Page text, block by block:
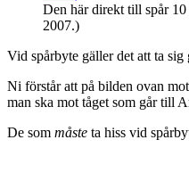
Den här direkt till spår
2007.)
Vid spårbyte gäller det att ta sig
Ni förstår att på bilden ovan
man ska mot tåget som går till
De som måste ta hiss vid